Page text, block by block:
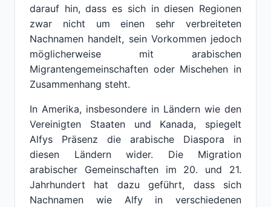
darauf hin, dass es sich in diesen Regionen
zwar nicht um einen sehr verbreiteten
Nachnamen handelt, sein Vorkommen jedoch
möglicherweise mit arabischen
Migrantengemeinschaften oder Mischehen in
Zusammenhang steht.
In Amerika, insbesondere in Ländern wie den
Vereinigten Staaten und Kanada, spiegelt
Alfys Präsenz die arabische Diaspora in
diesen Ländern wider. Die Migration
arabischer Gemeinschaften im 20. und 21.
Jahrhundert hat dazu geführt, dass sich
Nachnamen wie Alfy in verschiedenen